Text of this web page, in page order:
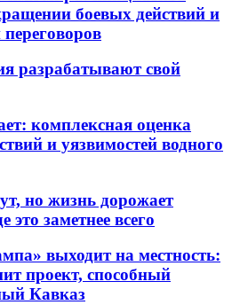
боевых действий и
разрабатывают свой
комплексная оценка
и уязвимостей водного
но жизнь дорожает
это заметнее всего
выходит на местность:
проект, способный
Кавказ